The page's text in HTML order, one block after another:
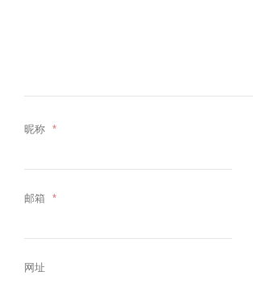
昵称 *
邮箱 *
网址